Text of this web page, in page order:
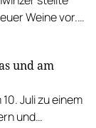
Weine vor.
und am
Juli zu einem
und